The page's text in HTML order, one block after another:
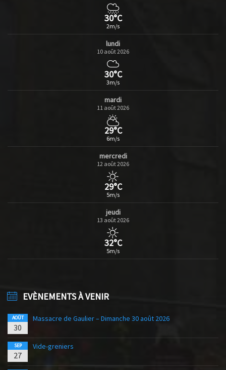
30°C
2m/s
lundi
10 août 2026
30°C
3m/s
mardi
11 août 2026
29°C
6m/s
mercredi
12 août 2026
29°C
5m/s
jeudi
13 août 2026
32°C
5m/s
EVÈNEMENTS À VENIR
AOÛT
30
Massacre de Gaulier – Dimanche 30 août 2026
SEP
27
Vide-greniers